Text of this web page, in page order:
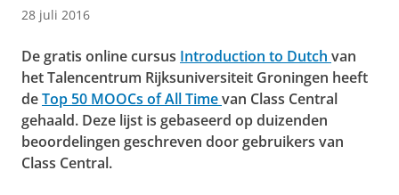
28 juli 2016
De gratis online cursus Introduction to Dutch van
het Talencentrum Rijksuniversiteit Groningen heeft
deTop 50 MOOCs of All Timevan Class Central
gehaald. Deze lijst is gebaseerd op duizenden
beoordelingen geschreven door gebruikers van
Class Central.